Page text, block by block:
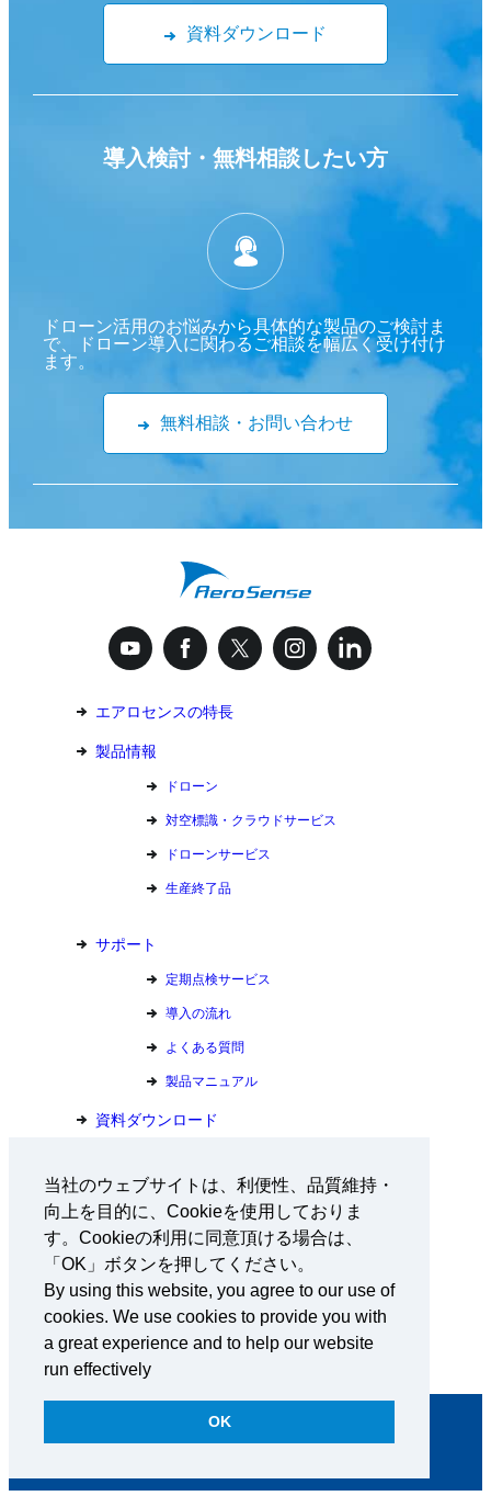
当社のウェブサイトは、利便性、品質維持・
向上を目的に、Cookieを使用しておりま
す。Cookieの利用に同意頂ける場合は、
「OK」ボタンを押してください。
By using this website, you agree to our use of
cookies. We use cookies to provide you with
a great experience and to help our website
run effectively
OK
資料ダウンロード
導入検討・ 無料相談したい方
ドローン活用のお悩みから具体的な製品のご検討ま
で、ドローン導入に関わるご相談を幅広く受け付け
ます。
無料相談・お問い合わせ
エアロセンスの特長
製品情報
ドローン
対空標識・クラウドサービス
ドローンサービス
生産終了品
サポート
定期点検サービス
導入の流れ
よくある質問
製品マニュアル
資料ダウンロード
会社情報
採用情報
ニュース
東京都宝島チャレンジプロジェクト
コンプライアンス